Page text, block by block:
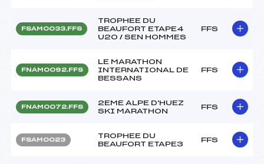
FSAM0033.FFS
TROPHEE DU
BEAUFORT ETAPE4
U20 / SEN HOMMES
FFS
FNAM0092.FFS
LE MARATHON
INTERNATIONAL DE
BESSANS
FFS
FNAM0072.FFS
2EME ALPE D'HUEZ
SKI MARATHON
FFS
FSAM0023
TROPHEE DU
BEAUFORT ETAPE3
FFS